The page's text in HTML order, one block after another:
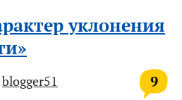
уклонения
9
blogger51